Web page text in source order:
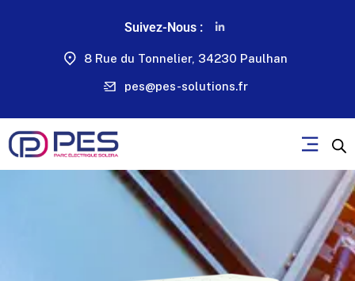
Suivez-Nous :
8 Rue du Tonnelier, 34230 Paulhan
pes@pes-solutions.fr